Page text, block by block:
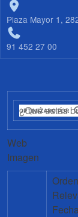
Plaza Mayor 1,
91 452 27 00
Web
Imagen